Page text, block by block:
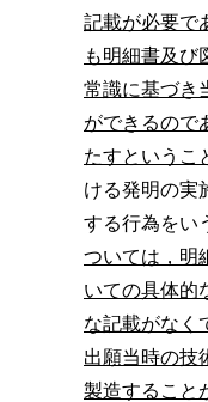
記載が必要で
も明細書及び
常識に基づき
ができるので
たすというこ
ける発明の実
する行為をい
ついては，明
いての具体的
な記載がなく
出願当時の技
製造すること